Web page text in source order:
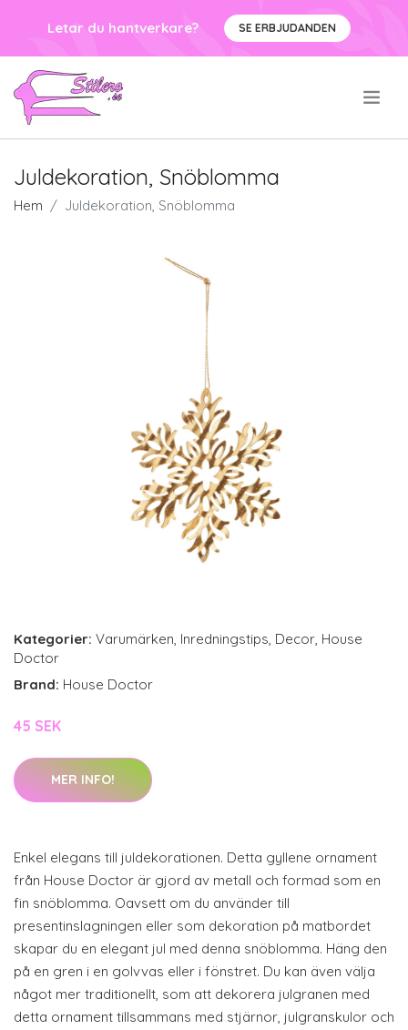
Letar du hantverkare? SE ERBJUDANDEN
Juldekoration, Snöblomma
Hem Juldekoration, Snöblomma
Kategorier: Varumärken, Inredningstips, Decor, House
Doctor
Brand: House Doctor
45 SEK
MER INFO!
Enkel elegans till juldekorationen. Detta gyllene ornament
från House Doctor är gjord av metall och formad som en
fin snöblomma. Oavsett om du använder till
presentinslagningen eller som dekoration på matbordet
skapar du en elegant jul med denna snöblomma. Häng den
på en gren i en golvvas eller i fönstret. Du kan även välja
något mer traditionellt, som att dekorera julgranen med
detta ornament tillsammans med stjärnor, julgranskulor och